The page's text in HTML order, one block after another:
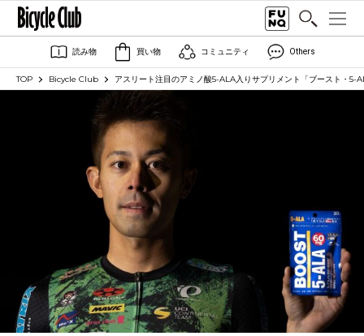
読み物 買い物 コミュニティ Others
TOP Bicycle Club アスリート注目のアミノ酸5-ALA入りサプリメント「ブースト・5-